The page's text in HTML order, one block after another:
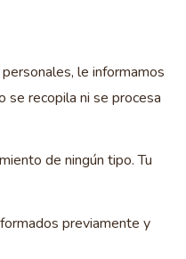
le informamos
se recopila ni se procesa
de ningún tipo. Tu
previamente y